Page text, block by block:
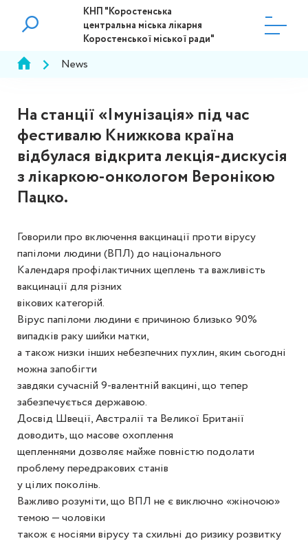
КНП "Коростенська
центральна міська лікарня
Коростенської міської ради"
News
На станції «Імунізація» під час
фестивалю Книжкова країна
відбулася відкрита лекція-дискусія
з лікаркою-онкологом Веронікою
Пацко.
Говорили про включення вакцинації проти вірусу
папіломи людини (ВПЛ) до національного
Календаря профілактичних щеплень та важливість
вакцинації для різних
вікових категорій.
Вірус папіломи людини є причиною близько 90%
випадків раку шийки матки,
а також низки інших небезпечних пухлин, яким сьогодні
можна запобігти
завдяки сучасній 9-валентній вакцині, що тепер
забезпечується державою.
Досвід Швеції, Австралії та Великої Британії
доводить, що масове охоплення
щепленнями дозволяє майже повністю подолати
проблему передракових станів
у цілих поколінь.
Важливо розуміти, що ВПЛ не є виключно «жіночою»
темою — чоловіки
також є носіями вірусу та схильні до ризику розвитку